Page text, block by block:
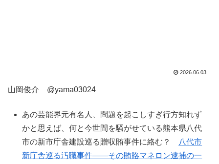
2026.06.03
山岡俊介 @yama03024
あの芸能界元有名人、問題を起こしすぎ行方知れず
かと思えば、何と今世間を騒がせている熊本県八代
市の新市庁舎建設巡る贈収賄事件に絡む？
八代市
新庁舎巡る汚職事件——その賄賂マネロン逮捕の一